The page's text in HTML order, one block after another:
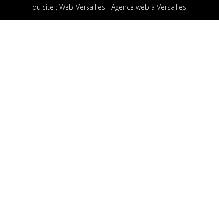
du site :Web-Versailles - Agence web à Versailles